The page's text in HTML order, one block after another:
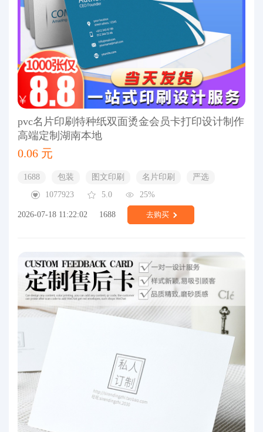
pvc名片印刷特种纸双面烫金会员卡打印设计制作
高端定制湖南本地
0.06 元
1688 包装 图文印刷 名片印刷
严选
1077923
5.0 25%
2026-07-18 11:22:02 1688 去购买